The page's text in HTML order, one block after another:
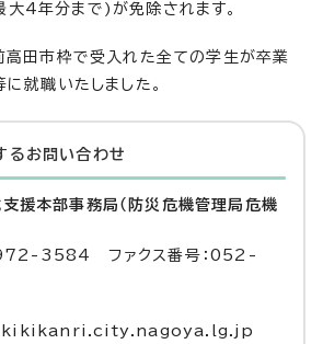
大4年分まで)が免除されます。
田市枠で受入れた全ての学生が卒業
就職いたしました。
る お問い合わせ
援本部事務局（防災危機管理局危機
3584 ファクス番号：052-